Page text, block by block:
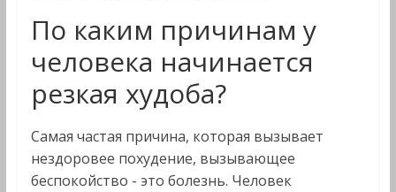
По каким причинам у
человека начинается
резкая худоба?
Самая частая причина, которая вызывает
нездоровее похудение, вызывающее
беспокойство - это болезнь. Человек